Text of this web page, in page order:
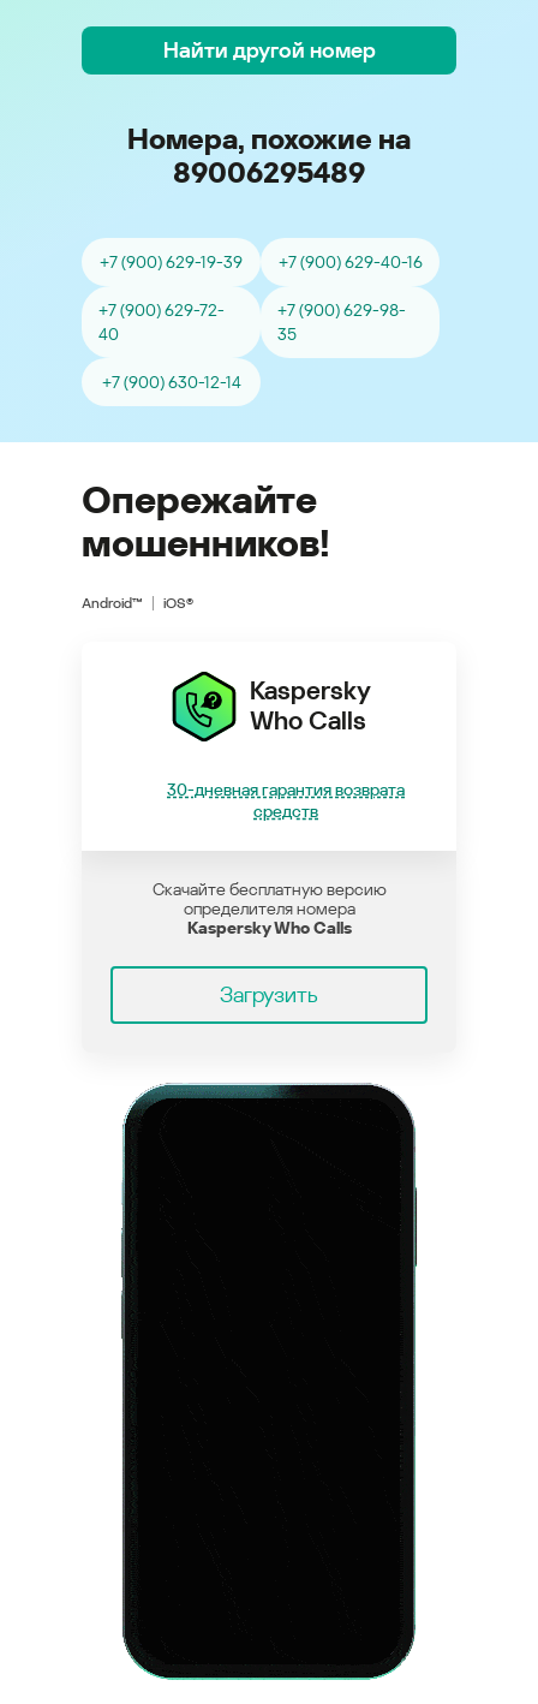
Найти другой номер
Номера, похожие на
89006295489
+7 (900) 629-19-39 +7 (900) 629-40-16
+7 (900) 629-72-
40
+7 (900) 629-98-
35
+7 (900) 630-12-14
Опережайте
мошенников!
Android™ iOS®
Kaspersky
Who Calls
30-дневная гарантия возврата
средств
Скачайте бесплатную версию
определителя номера
Kaspersky Who Calls
Загрузить